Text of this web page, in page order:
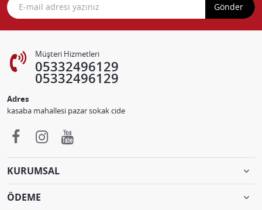
Gönder
Müşteri Hizmetleri
05332496129
05332496129
Adres
kasaba mahallesi pazar sokak cide
KURUMSAL
ÖDEME